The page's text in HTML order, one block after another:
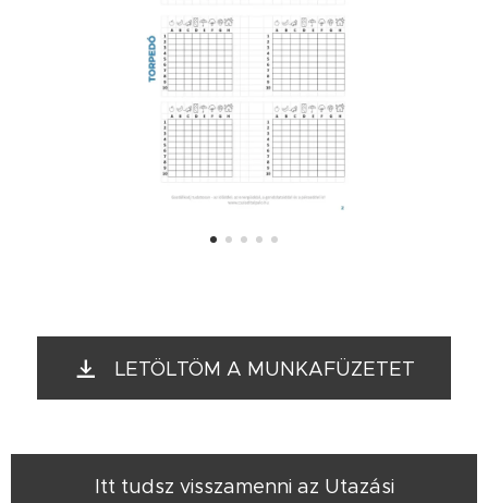
LETÖLTÖM A MUNKAFÜZETET
Itt tudsz visszamenni az Utazási